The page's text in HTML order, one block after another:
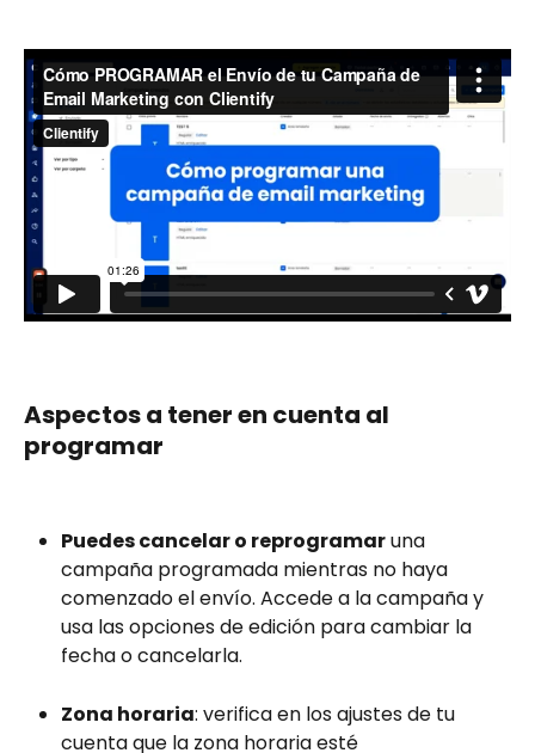
Aspectos a tener en cuenta al
programar
Puedes cancelar o reprogramar una
campaña programada mientras no haya
comenzado el envío. Accede a la campaña y
usa las opciones de edición para cambiar la
fecha o cancelarla.
Zona horaria: verifica en los ajustes de tu
cuenta que la zona horaria esté